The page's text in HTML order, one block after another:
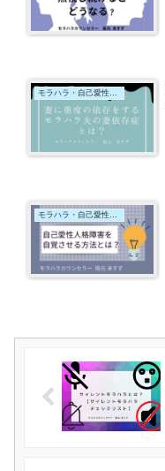
モラハラ・自己愛性パーソナリティ障害
モラハラ・自己愛性パーソナリティ障害